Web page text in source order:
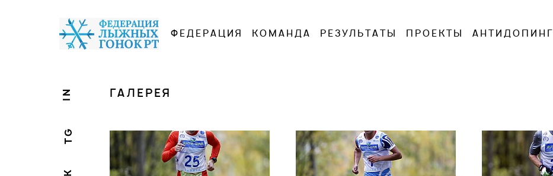
ФЕДЕРАЦИЯ КОМАНДА РЕЗУЛЬТАТЫ ПРОЕКТЫ АНТИДОПИНГ
IN
TG
ГАЛЕРЕЯ